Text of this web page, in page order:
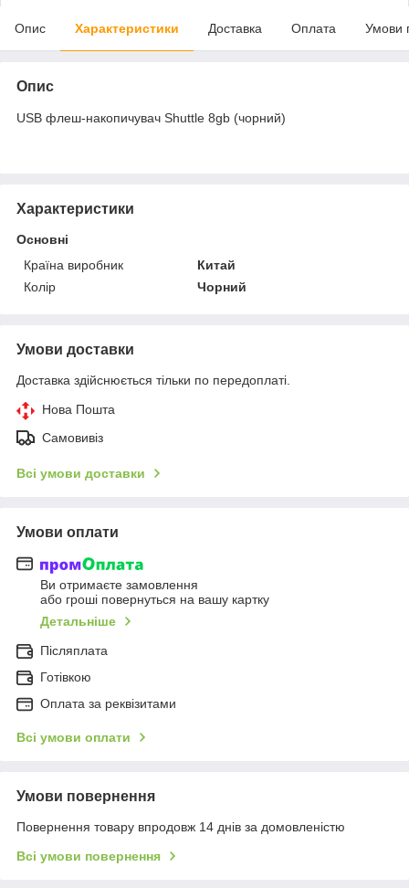
Опис Характеристики Доставка Оплата Умови
Опис
USB флеш-накопичувач Shuttle 8gb (чорний)
Характеристики
Основні
Країна виробник
Китай
Колір
Чорний
Умови доставки
Доставка здійснюється тільки по передоплаті.
Нова Пошта
Самовивіз
Всі умови доставки
Умови оплати
Ви отримаєте замовлення
або гроші повернуться на вашу картку
Детальніше
Післяплата
Готівкою
Оплата за реквізитами
Всі умови оплати
Умови повернення
Повернення товару впродовж 14 днів за домовленістю
Всі умови повернення